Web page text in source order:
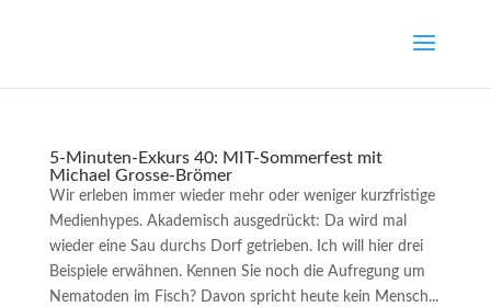
5-Minuten-Exkurs 40: MIT-Sommerfest mit
Michael Grosse-Brömer
Wir erleben immer wieder mehr oder weniger kurzfristige
Medienhypes. Akademisch ausgedrückt: Da wird mal
wieder eine Sau durchs Dorf getrieben. Ich will hier drei
Beispiele erwähnen. Kennen Sie noch die Aufregung um
Nematoden im Fisch? Davon spricht heute kein Mensch...